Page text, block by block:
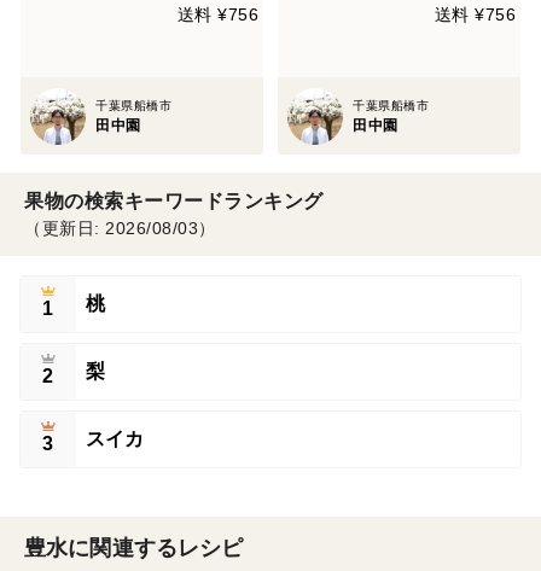
送料 ¥756
千葉県船橋市
田中園
送料 ¥756
千葉県船橋市
田中園
果物の検索キーワードランキング
（更新日: 2026/08/03）
1 桃
2 梨
3 スイカ
豊水に関連するレシピ